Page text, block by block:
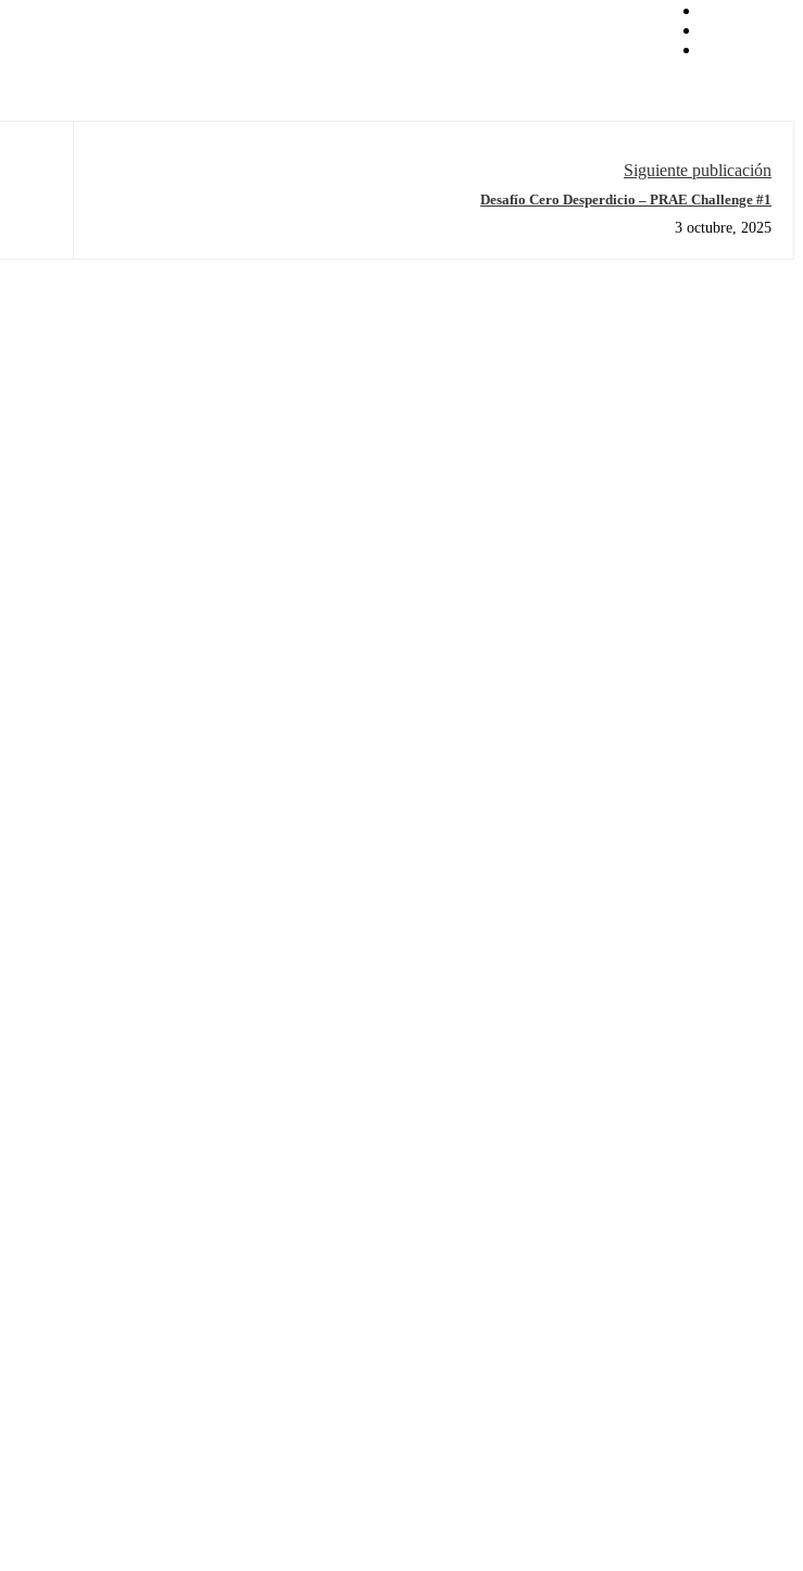
Siguiente publicación
Desafío Cero Desperdicio – PRAE Challenge #1
3 octubre, 2025